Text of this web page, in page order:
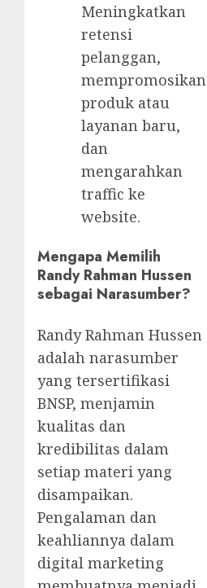
Meningkatkan
retensi
pelanggan,
mempromosikan
produk atau
layanan baru,
dan
mengarahkan
traffic ke
website.
Mengapa Memilih
Randy Rahman Hussen
sebagai Narasumber?
Randy Rahman Hussen
adalah narasumber
yang tersertifikasi
BNSP, menjamin
kualitas dan
kredibilitas dalam
setiap materi yang
disampaikan.
Pengalaman dan
keahliannya dalam
digital marketing